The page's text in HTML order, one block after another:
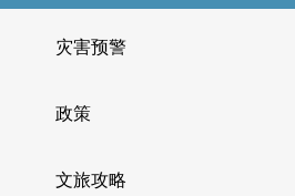
灾害预警
政策
文旅攻略